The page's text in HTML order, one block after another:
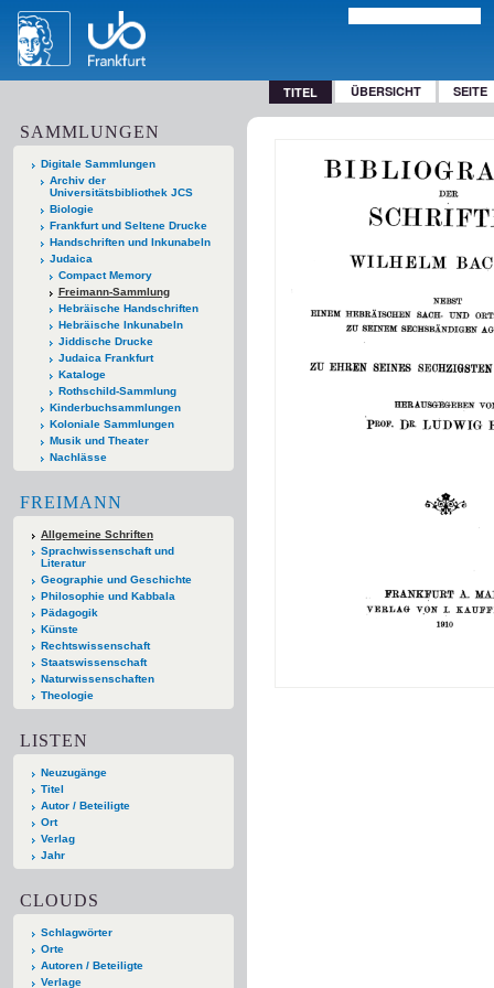
TITEL ÜBERSICHT SEITE
SAMMLUNGEN
Digitale Sammlungen
Archiv der
Universitätsbibliothek JCS
Biologie
Frankfurt und Seltene Drucke
Handschriften und Inkunabeln
Judaica
Compact Memory
Freimann-Sammlung
Hebräische Handschriften
Hebräische Inkunabeln
Jiddische Drucke
Judaica Frankfurt
Kataloge
Rothschild-Sammlung
Kinderbuchsammlungen
Koloniale Sammlungen
Musik und Theater
Nachlässe
FREIMANN
Allgemeine Schriften
Sprachwissenschaft und
Literatur
Geographie und Geschichte
Philosophie und Kabbala
Pädagogik
Künste
Rechtswissenschaft
Staatswissenschaft
Naturwissenschaften
Theologie
LISTEN
Neuzugänge
Titel
Autor / Beteiligte
Ort
Verlag
Jahr
CLOUDS
Schlagwörter
Orte
Autoren / Beteiligte
Verlage